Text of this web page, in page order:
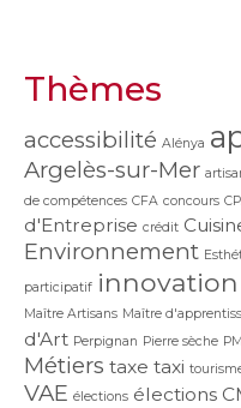
Thèmes
accessibilité Alénya
Argelès-sur-Mer
de compétences CFA concours
d'Entreprise crédit
Environnement
participatif innovation
Maître Artisans Maître
d'Art Perpignan Pierre sèche
Métiers taxe taxi
VAE élections élections